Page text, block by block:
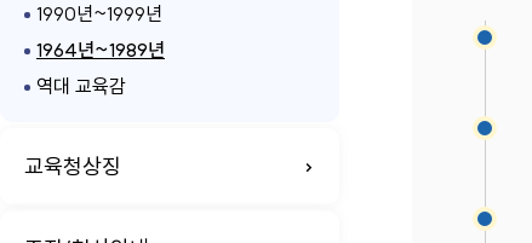
1990년~1999년
1964년~1989년
역대 교육감
교육청상징